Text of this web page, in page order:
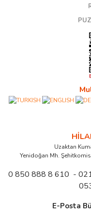
Uzaktan
Yenidoğan Mh.
0 850 888 8 610 -
E-Posta